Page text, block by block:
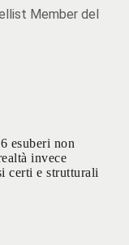
Member del
esuberi non
invece
certi e strutturali